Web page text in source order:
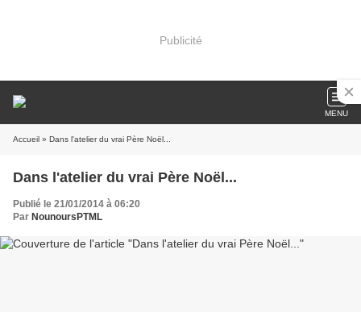
Publicité
MENU
Accueil » Dans l'atelier du vrai Père Noël...
Dans l'atelier du vrai Père Noël...
Publié le 21/01/2014 à 06:20
Par NounoursPTML